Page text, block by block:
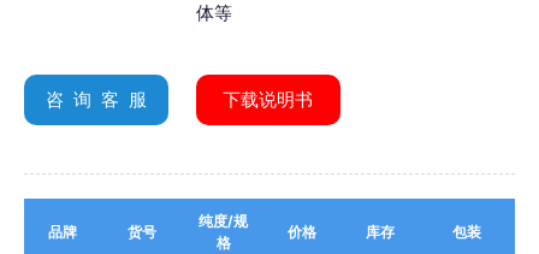
体等
咨 询 客 服 下载说明书
品牌 货号
纯度/规
格
价格 库存 包装